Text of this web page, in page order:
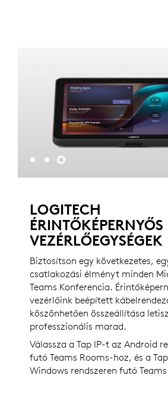
LOGITECH
ÉRINTŐKÉPERNYŐS
VEZÉRLŐEGYSÉGEK
Biztosítson egy következetes,
csatlakozási élményt minden
Teams Konferencia.
vezérlőink beépített
köszönhetően összeállítása
professzionális marad.
Válassza a Tap IP-t az Android
futó Teams Rooms-hoz, és a
Windows rendszeren futó